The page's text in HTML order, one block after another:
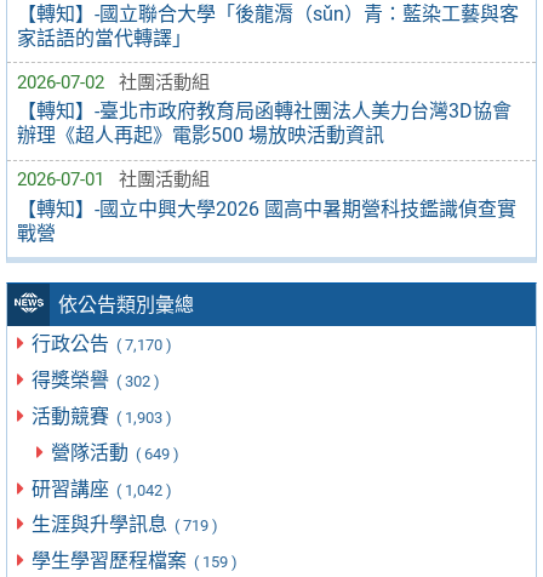
【轉知】-國立聯合大學「後龍漘（sǔn）青：藍染工藝與客
家話語的當代轉譯」
2026-07-02 社團活動組
【轉知】-臺北市政府教育局函轉社團法人美力台灣3D協會
辦理《超人再起》電影500 場放映活動資訊
2026-07-01 社團活動組
【轉知】-國立中興大學2026 國高中暑期營科技鑑識偵查實
戰營
依公告類別彙總
行政公告 ( 7,170 )
得獎榮譽 ( 302 )
活動競賽 ( 1,903 )
營隊活動 ( 649 )
研習講座 ( 1,042 )
生涯與升學訊息 ( 719 )
學生學習歷程檔案 ( 159 )